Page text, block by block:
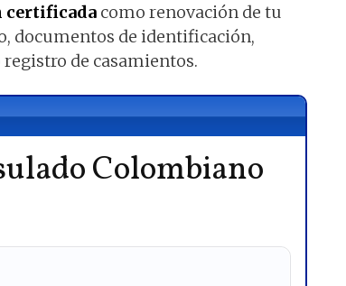
certificada como renovación de tu
documentos de identificación,
de casamientos.
Colombiano